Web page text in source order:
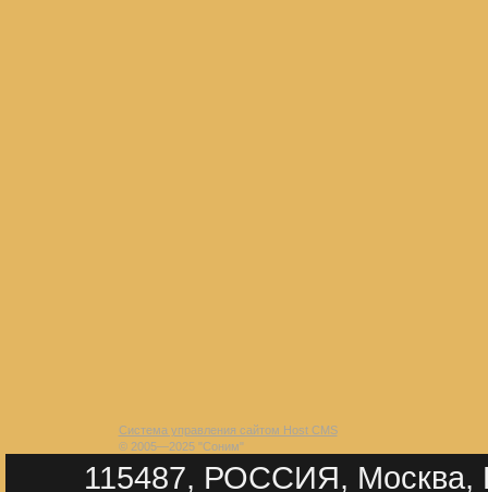
Система управления сайтом Host CMS
© 2005—2025 "Соним"
115487, РОССИЯ, Москва,